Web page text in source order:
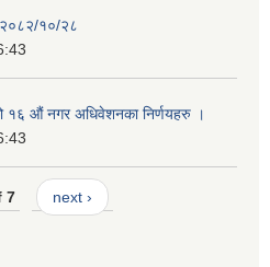
२०८२/१०/२८
१६ औं नगर अधिवेशनका निर्णयहरु ।
7 next ›